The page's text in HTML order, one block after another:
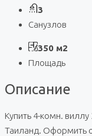
3
Санузлов
350 м2
Площадь
Описание
Купить 4-комн.
Таиланд. Оформить